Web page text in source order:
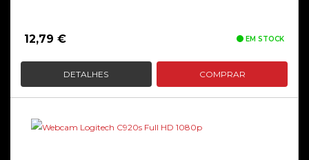
12,79 € EM STOCK
DETALHES COMPRAR